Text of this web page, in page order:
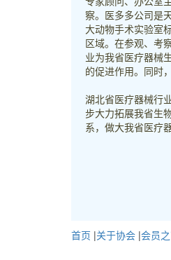
察。医多多公司是
大动物手术实验室
区域。在参观、考
业为我省医疗器械
的促进作用。同时
湖北省医疗器械行
步大力拓展我省生
系，做大我省医疗
首页 |关于协会 |会员